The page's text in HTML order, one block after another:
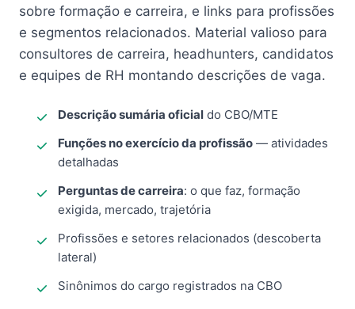
sobre formação e carreira, e links para profissões
e segmentos relacionados. Material valioso para
consultores de carreira, headhunters, candidatos
e equipes de RH montando descrições de vaga.
Descrição sumária oficial do CBO/MTE
Funções no exercício da profissão — atividades
detalhadas
Perguntas de carreira: o que faz, formação
exigida, mercado, trajetória
Profissões e setores relacionados (descoberta
lateral)
Sinônimos do cargo registrados na CBO